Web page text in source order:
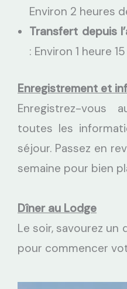
Environ 2 heures
Transfert depuis
: Environ 1 heure
Enregistrement et
Enregistrez-vous
toutes les
séjour. Passez en
semaine pour bien
Dîner au Lodge
Le soir, savourez un
pour commencer